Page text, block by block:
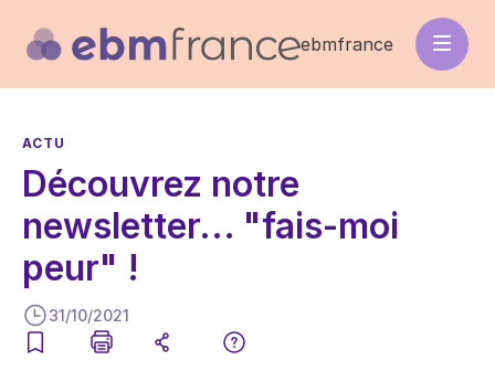
contenu
principal
ebmfrance
ACTU
Découvrez notre
newsletter... "fais-moi
peur" !
31/10/2021